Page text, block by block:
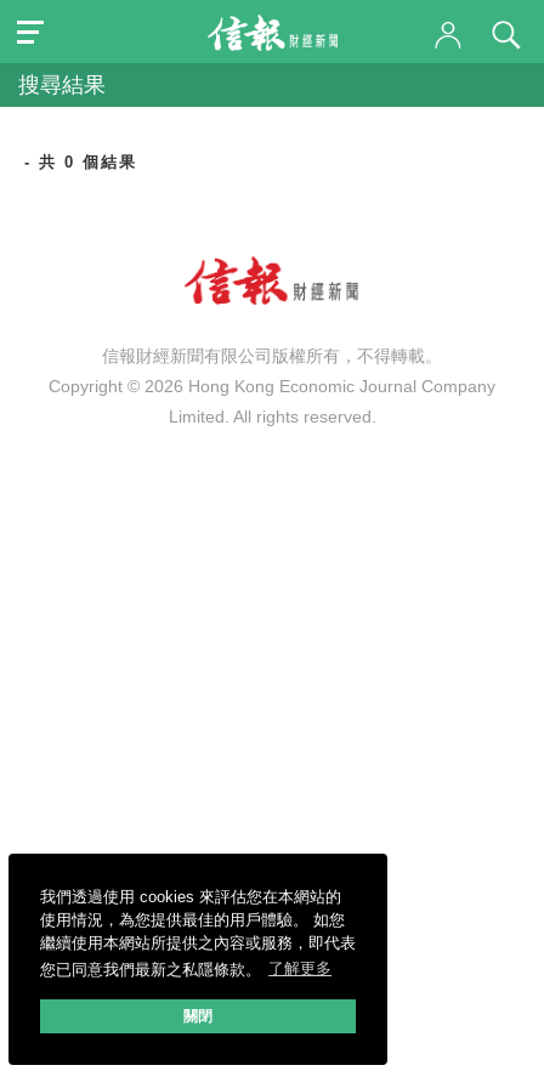
我們透過使用 cookies 來評估您在本網站的
使用情況，為您提供最佳的用戶體驗。 如您
繼續使用本網站所提供之內容或服務，即代表
您已同意我們最新之私隱條款。
了解更多
關閉
搜尋結果
- 共 0 個結果
信報財經新聞有限公司版權所有，不得轉載。
Copyright © 2026 Hong Kong Economic Journal Company
Limited. All rights reserved.